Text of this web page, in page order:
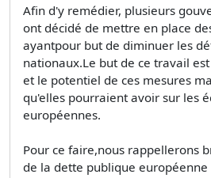
Afin d'y remédier, plusieurs
ont décidé de mettre en place
ayantpour but de diminuer les
nationaux.Le but de ce travail
et le potentiel de ces mesures
qu'elles pourraient avoir sur les
européennes.
Pour ce faire,nous rappellerons
de la dette publique